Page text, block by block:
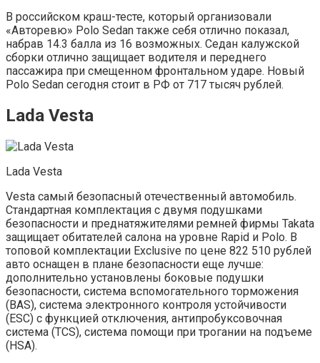
В российском краш-тесте, который организовали
«Авторевю» Polo Sedan также себя отлично показал,
набрав 14.3 балла из 16 возможных. Седан калужской
сборки отлично защищает водителя и переднего
пассажира при смещенном фронтальном ударе. Новый
Polo Sedan сегодня стоит в РФ от 717 тысяч рублей.
Lada Vesta
Lada Vesta
Vesta самый безопасный отечественный автомобиль.
Стандартная комплектация с двумя подушками
безопасности и преднатяжителями ремней фирмы Takata
защищает обитателей салона на уровне Rapid и Polo. В
топовой комплектации Exclusive по цене 822 510 рублей
авто оснащен в плане безопасности еще лучше:
дополнительно установлены боковые подушки
безопасности, система вспомогательного торможения
(BAS), система электронного контроля устойчивости
(ESC) с функцией отключения, антипробуксовочная
система (TCS), система помощи при трогании на подъеме
(HSА).